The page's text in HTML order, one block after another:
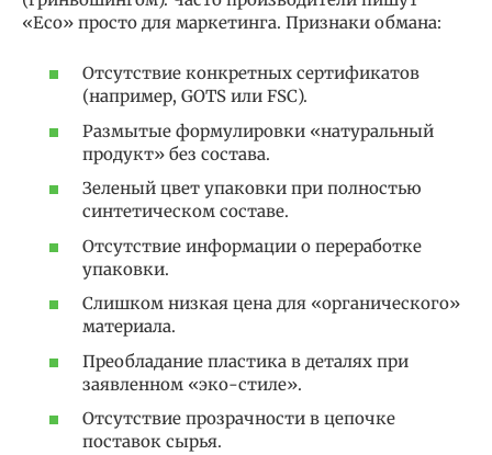
«Eco» просто для маркетинга. Признаки обмана:
Отсутствие конкретных сертификатов
(например, GOTS или FSC).
Размытые формулировки «натуральный
продукт» без состава.
Зеленый цвет упаковки при полностью
синтетическом составе.
Отсутствие информации о переработке
упаковки.
Слишком низкая цена для «органического»
материала.
Преобладание пластика в деталях при
заявленном «эко-стиле».
Отсутствие прозрачности в цепочке
поставок сырья.